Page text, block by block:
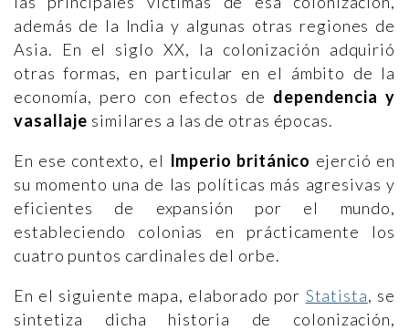
además de la India y algunas otras regiones de
Asia. En el siglo XX, la colonización adquirió
otras formas, en particular en el ámbito de la
economía, pero con efectos de dependencia y
vasallaje similares a las de otras épocas.
En ese contexto, el Imperio británico ejerció en
su momento una de las políticas más agresivas y
eficientes de expansión por el mundo,
estableciendo colonias en prácticamente los
cuatro puntos cardinales del orbe.
En el siguiente mapa, elaborado por Statista, se
sintetiza dicha historia de colonización,